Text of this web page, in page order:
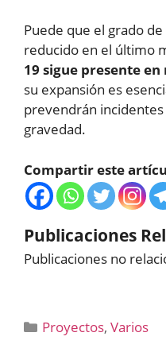
Puede que el grado
reducido en el último
19 sigue presente
su expansión es
prevendrán
gravedad.
Compartir este
Publicaciones
Publicaciones no
Categorías
Proyectos,Varios